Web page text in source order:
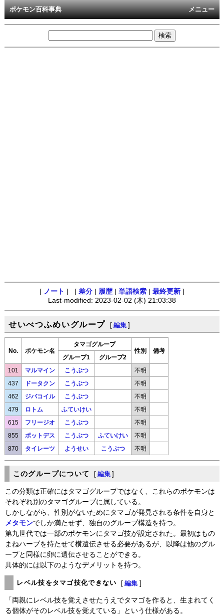
メニュー
ポケモン百科事典
[ ノート ] [ 差分 履歴 単語検索 最終更新 ]
Last-modified: 2023-02-02 (木) 21:03:38
せいべつふめいグループ [ 編集 ]
No. ポケモン名
タマゴグループ
性別
備考
グループ1
グループ2
101 マルマイン こうぶつ 不明
437 ドータクン こうぶつ 不明
462 ジバコイル こうぶつ 不明
479 ロトム ふていけい 不明
615 フリージオ こうぶつ 不明
855 ポットデス こうぶつ ふていけい 不明
870 タイレーツ ようせい こうぶつ 不明
このグループについて [ 編集 ]
この分類は正確にはタマゴグループではなく、これらのポケモンは
それぞれ別のタマゴグループに属している。
しかしながら、性別がないためにタマゴが発見される条件を自身と
メタモンでしか満たせず、独自のグループ構造を持つ。
第九世代では一部のポケモンにタマゴ技が設定された。最初はもの
まねハーブを持たせて横遺伝させる必要があるが、以降は他のグル
ープと同様に卵に遺伝させることができる。
具体的には以下のようなデメリットを持つ。
レベル技をタマゴ技化できない [ 編集 ]
「両親にレベル技を覚えさせたうえでタマゴを作ると、生まれてく
る個体がそのレベル技を覚えている」という仕様がある。